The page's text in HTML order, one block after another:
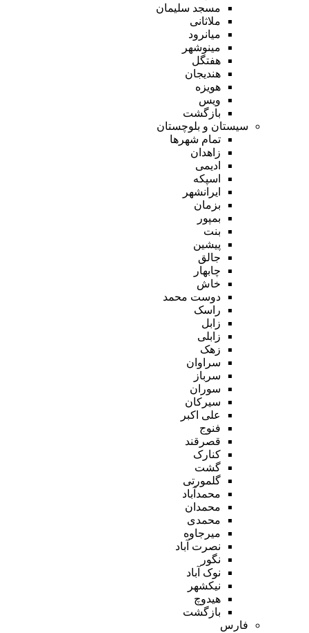
مسجد سلیمان
ملاثانی
میانرود
مینوشهر
هفتگل
هندیجان
هویزه
ویس
بازگشت
سیستان و بلوچستان
تمام شهر‌ها
زاهدان
ادیمی
اسپکه
ایرانشهر
بزمان
بمپور
بنت
پیشین
جالق
چابهار
خاش
دوست محمد
راسک
زابل
زابلی
زهک
سراوان
سرباز
سوران
سیرکان
علی اکبر
فنوج
قصرقند
کنارک
گشت
گلمورتی
محمدآباد
محمدان
محمدی
میرجاوه
نصرت آباد
نگور
نوک آباد
نیکشهر
هیدوچ
بازگشت
فارس